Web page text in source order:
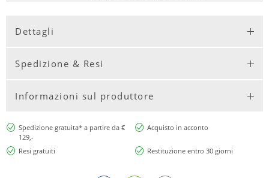
Dettagli
Spedizione & Resi
Informazioni sul produttore
Spedizione gratuita* a partire da €
129,-
Acquisto in acconto
Resi gratuiti Restituzione entro 30 giorni